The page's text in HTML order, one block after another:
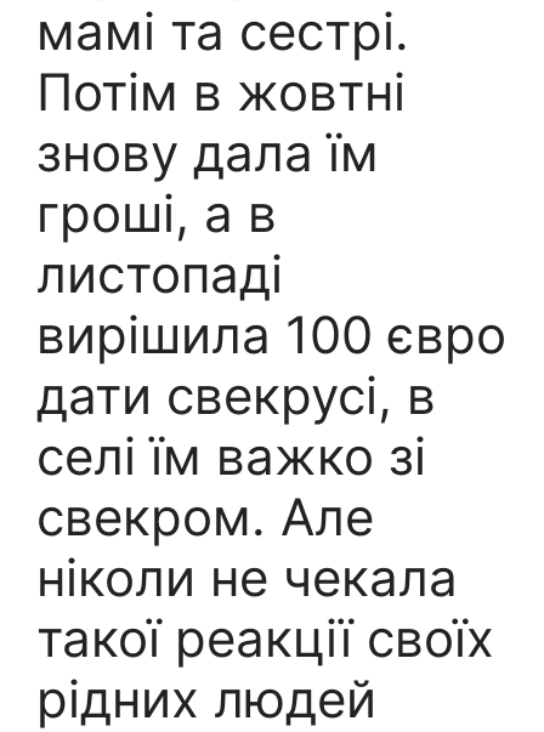
мамі та сестрі.
Потім в жовтні
знову дала їм
гроші, а в
листопаді
вирішила 100 євро
дати свекрусі, в
селі їм важко зі
свекром. Але
ніколи не чекала
такої реакції своїх
рідних людей